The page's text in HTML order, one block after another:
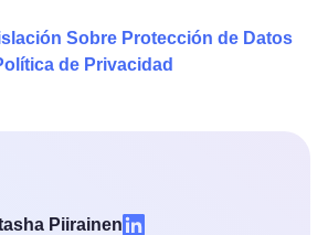
Sobre Protección de Datos
de Privacidad
Piirainen